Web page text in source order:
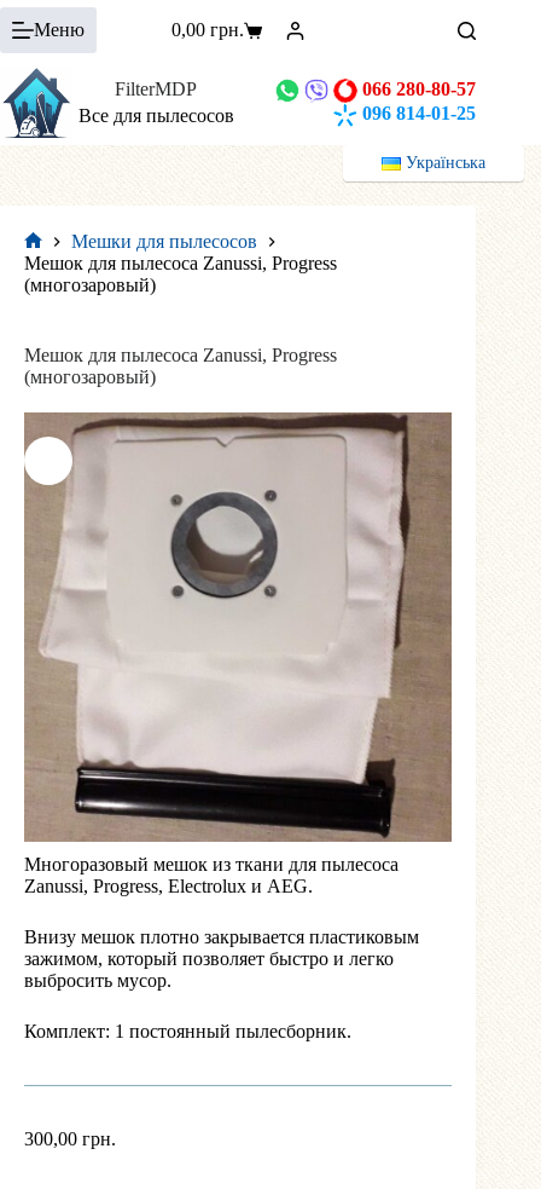
Перейти
сути
Меню Корзина
0,00грн.
FilterMDP
Все для пылесосов
066 280-80-57
096 814-01-25
Українська
Главная
Мешки для пылесосов
Мешок для пылесоса Zanussi, Progress
(многозаровый)
Мешок для пылесоса Zanussi, Progress
(многозаровый)
Многоразовый мешок из ткани для пылесоса
Zanussi, Progress, Electrolux и AEG.
Внизу мешок плотно закрывается пластиковым
зажимом, который позволяет быстро и легко
выбросить мусор.
Комплект: 1 постоянный пылесборник.
300,00 грн.